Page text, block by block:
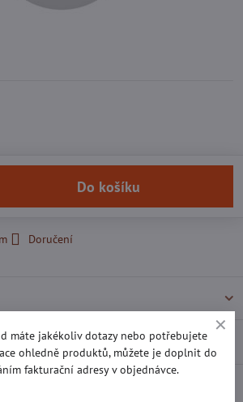
Do košíku
Doručení
máte jakékoliv dotazy nebo potřebujete
ohledně produktů, můžete je doplnit do
fakturační adresy v objednávce.